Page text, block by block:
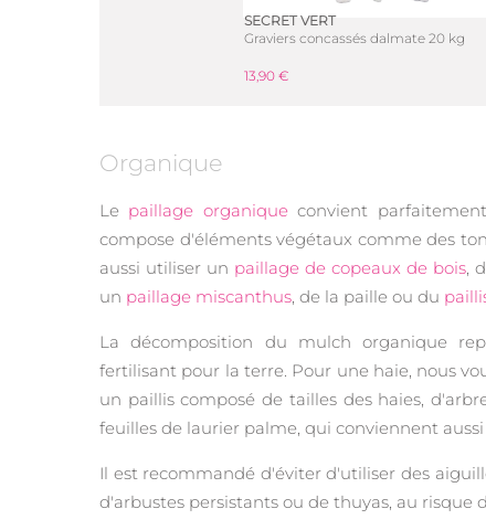
SECRET VERT
Graviers concassés dalmate 20 kg
13,90 €
Organique
Le paillage organiqueconvient
compose d'éléments végétaux comme des
aussi utiliser un paillage de copeaux de bois,
un paillage miscanthus, de la paille ou du
La décomposition du mulch organique
fertilisant pour la terre. Pour une haie, nous
un paillis composé de tailles des haies,
feuilles de laurier palme, qui conviennent
Il est recommandé d'éviter d'utiliser des
d'arbustes persistants ou de thuyas, au risque